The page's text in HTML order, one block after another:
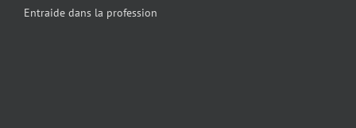
Entraide dans la profession